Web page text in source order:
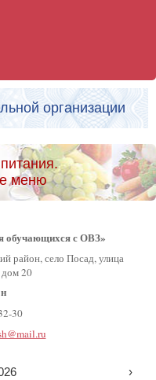
организации
меню
с ОВЗ»
район, село Посад, улица
дом 20
30
›